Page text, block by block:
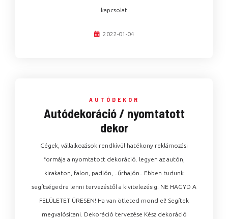
kapcsolat
2022-01-04
AUTÓDEKOR
Autódekoráció / nyomtatott
dekor
Cégek, vállalkozások rendkívül hatékony reklámozási
formája a nyomtatott dekoráció. legyen az autón,
kirakaton, falon, padlón, ..űrhajón.. Ebben tudunk
segítségedre lenni tervezéstől a kivitelezésig. NE HAGYD A
FELÜLETET ÜRESEN! Ha van ötleted mond el! Segítek
megvalósítani. Dekoráció tervezése Kész dekoráció